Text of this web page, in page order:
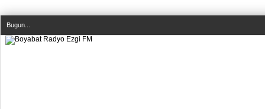
Bugun...